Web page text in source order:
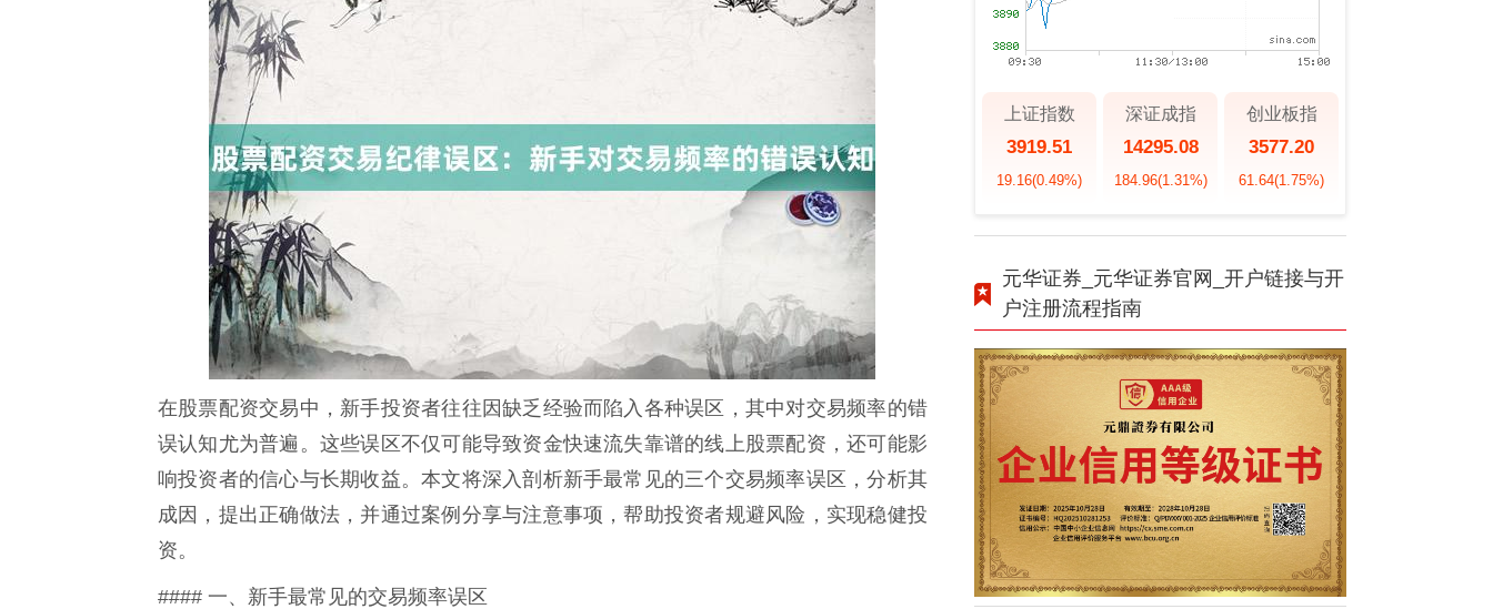
在股票配资交易中，新手投资者往往因缺乏经验而陷入各种误区，其中对交易频率的错
误认知尤为普遍。这些误区不仅可能导致资金快速流失靠谱的线上股票配资，还可能影
响投资者的信心与长期收益。本文将深入剖析新手最常见的三个交易频率误区，分析其
成因，提出正确做法，并通过案例分享与注意事项，帮助投资者规避风险，实现稳健投
资。
#### 一、新手最常见的交易频率误区
上证指数
3919.51
19.16(0.49%)
深证成指
14295.08
184.96(1.31%)
创业板指
3577.20
61.64(1.75%)
元华证券_元华证券官网_开户链接与开
户注册流程指南